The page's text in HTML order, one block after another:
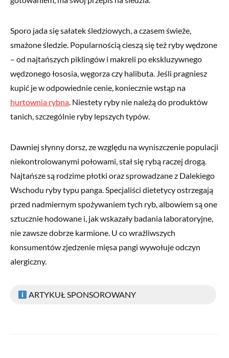
Sporo jada się sałatek śledziowych, a czasem świeże,
smażone śledzie. Popularnością cieszą się też ryby wędzone
– od najtańszych piklingów i makreli po ekskluzywnego
wędzonego łososia, węgorza czy halibuta. Jeśli pragniesz
kupić je w odpowiednie cenie, koniecznie wstąp na
hurtownia rybna. Niestety ryby nie należą do produktów
tanich, szczególnie ryby lepszych typów.
Dawniej słynny dorsz, ze względu na wyniszczenie populacji
niekontrolowanymi połowami, stał się rybą raczej drogą.
Najtańsze są rodzime płotki oraz sprowadzane z Dalekiego
Wschodu ryby typu panga. Specjaliści dietetycy ostrzegają
przed nadmiernym spożywaniem tych ryb, albowiem są one
sztucznie hodowane i, jak wskazały badania laboratoryjne,
nie zawsze dobrze karmione. U co wrażliwszych
konsumentów zjedzenie mięsa pangi wywołuje odczyn
alergiczny.
ARTYKUŁ SPONSOROWANY